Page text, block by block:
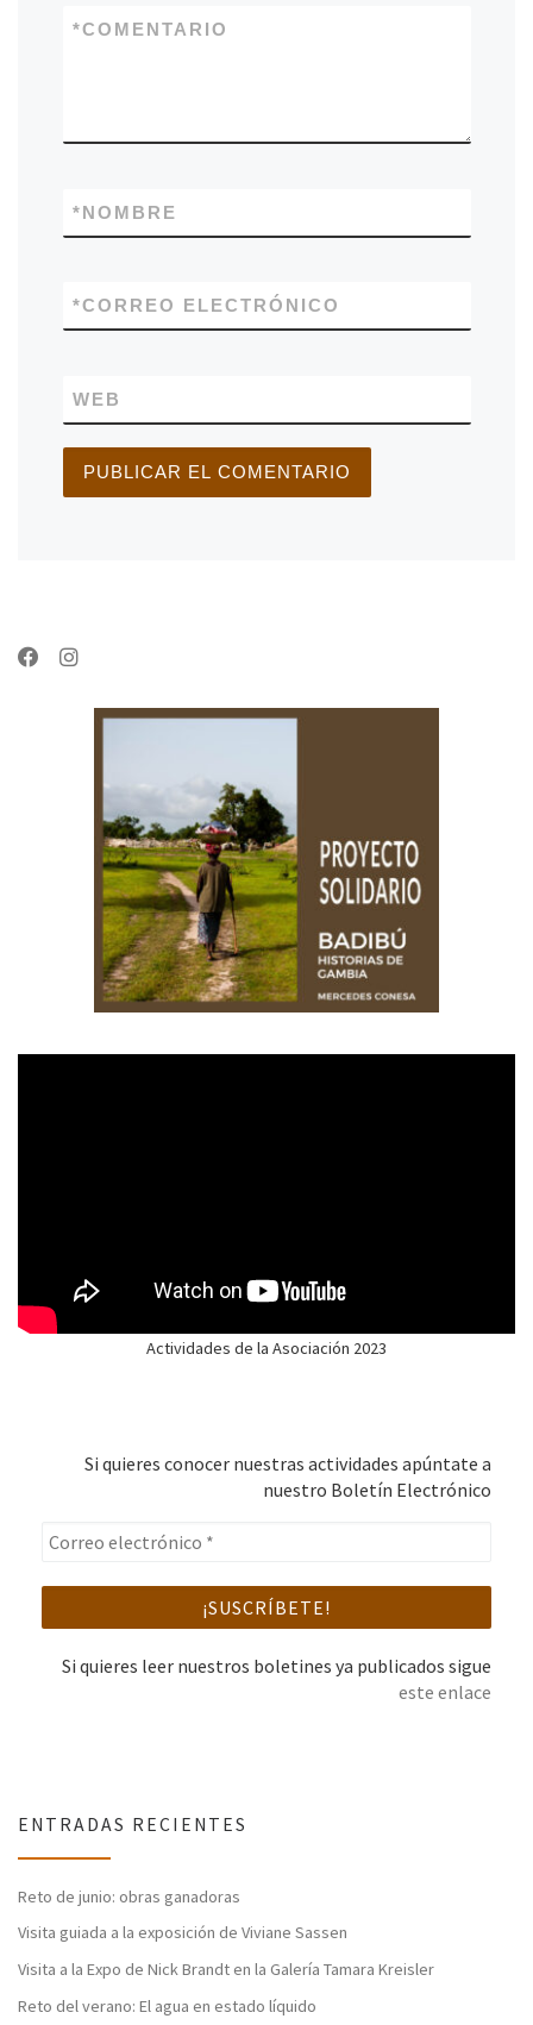
COMENTARIO
*
NOMBRE
*
CORREO ELECTRÓNICO
*
WEB
Actividades de la Asociación 2023
Si quieres conocer nuestras actividades apúntate a
nuestro Boletín Electrónico
Si quieres leer nuestros boletines ya publicados sigue
este enlace
ENTRADAS RECIENTES
Reto de junio: obras ganadoras
Visita guiada a la exposición de Viviane Sassen
Visita a la Expo de Nick Brandt en la Galería Tamara Kreisler
Reto del verano: El agua en estado líquido